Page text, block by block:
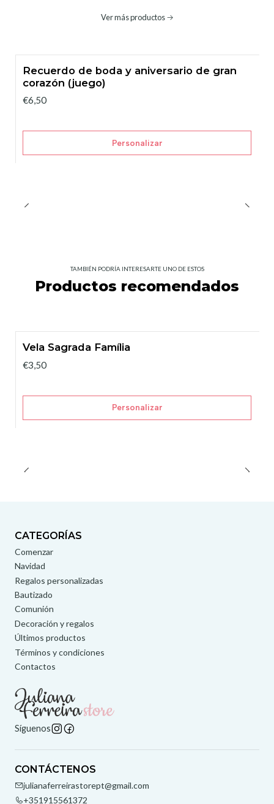
Ver más productos
Recuerdo de boda y aniversario de gran
corazón (juego)
€6,50
Personalizar
TAMBIÉN PODRÍA INTERESARTE UNO DE ESTOS
Productos recomendados
Vela Sagrada Família
€3,50
Personalizar
CATEGORÍAS
Comenzar
Navidad
Regalos personalizadas
Bautizado
Comunión
Decoración y regalos
Últimos productos
Términos y condiciones
Contactos
Síguenos
CONTÁCTENOS
julianaferreirastorept@gmail.com
+351915561372